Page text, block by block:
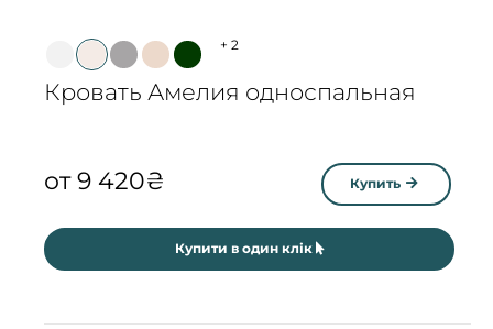
+ 2
Кровать Амелия односпальная
от9 420₴ Купить
Купити в один клік